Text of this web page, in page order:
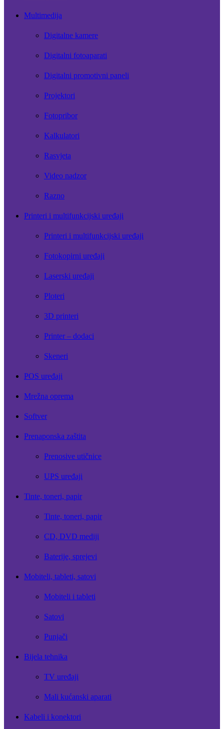
Multimedija
Digitalne kamere
Digitalni fotoaparati
Digitalni promotivni paneli
Projektori
Fotopribor
Kalkulatori
Rasvjeta
Video nadzor
Razno
Printeri i multifunkcijski uređaji
Printeri i multifunkcijski uređaji
Fotokopirni uređaji
Laserski uređaji
Ploteri
3D printeri
Printer – dodaci
Skeneri
POS uređaji
Mrežna oprema
Softver
Prenaponska zaštita
Prenosive utičnice
UPS uređaji
Tinte, toneri, papir
Tinte, toneri, papir
CD, DVD mediji
Baterije, sprejevi
Mobiteli, tableti, satovi
Mobiteli i tableti
Satovi
Punjači
Bijela tehnika
TV uređaji
Mali kućanski aparati
Kabeli i konektori